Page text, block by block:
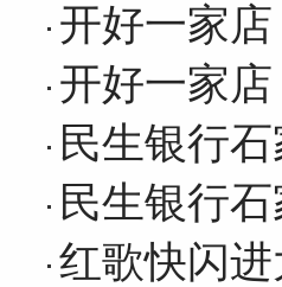
开好一家
开好一家
民生银行
民生银行
红歌快闪